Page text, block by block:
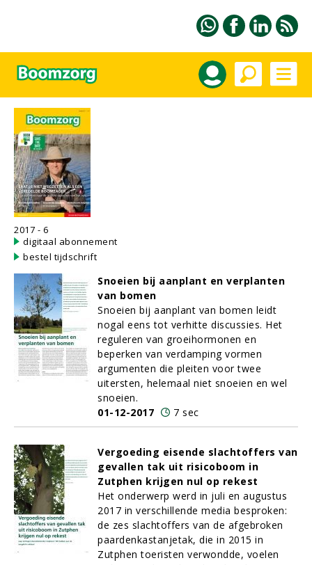
2017 - 6
digitaal abonnement
bestel tijdschrift
Snoeien bij aanplant en verplanten
van bomen
Snoeien bij aanplant van bomen leidt
nogal eens tot verhitte discussies. Het
reguleren van groeihormonen en
beperken van verdamping vormen
argumenten die pleiten voor twee
uitersten, helemaal niet snoeien en wel
snoeien.
01-12-2017
7 sec
Vergoeding eisende slachtoffers van
gevallen tak uit risicoboom in
Zutphen krijgen nul op rekest
Het onderwerp werd in juli en augustus
2017 in verschillende media besproken:
de zes slachtoffers van de afgebroken
paardenkastanjetak, die in 2015 in
Zutphen toeristen verwondde, voelen